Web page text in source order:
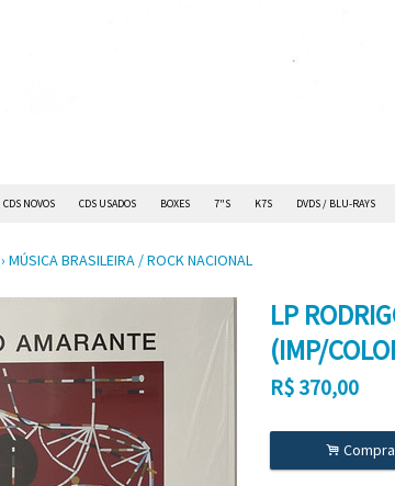
CDS NOVOS CDS USADOS BOXES 7"S K7S DVDS / BLU-RAYS
› MÚSICA BRASILEIRA / ROCK NACIONAL
LP
(IMP/
R$ 370,00
.